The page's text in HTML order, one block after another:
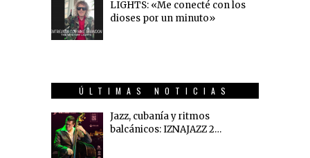
LIGHTS: «Me conecté con los
dioses por un minuto»
ÚLTIMAS NOTICIAS
Jazz, cubanía y ritmos
balcánicos: IZNAJAZZ 2…